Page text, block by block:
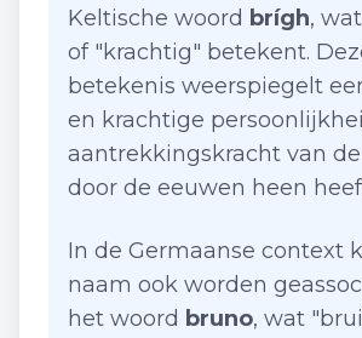
Keltische woord brígh,
of "krachtig" betekent.
betekenis weerspiegelt
en krachtige
aantrekkingskracht van
door de eeuwen heen
In de Germaanse context
naam ook worden
het woord bruno, wat